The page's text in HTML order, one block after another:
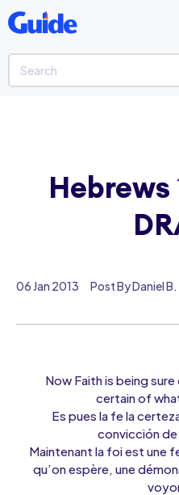
06 Jan 2013 Post By Daniel
Now Faith is being
certain of
Es pues la fe la
convicción de
Maintenant la foi est une
qu’on espère, une
Hebrews